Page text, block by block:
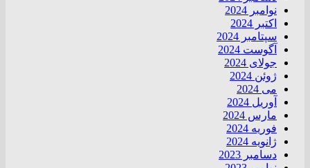
نوامبر 2024
اکتبر 2024
سپتامبر 2024
آگوست 2024
جولای 2024
ژوئن 2024
می 2024
آوریل 2024
مارس 2024
فوریه 2024
ژانویه 2024
دسامبر 2023